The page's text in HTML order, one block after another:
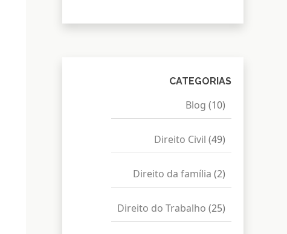
CATEGORIAS
Blog (10)
Direito Civil (49)
Direito da família (2)
Direito do Trabalho (25)